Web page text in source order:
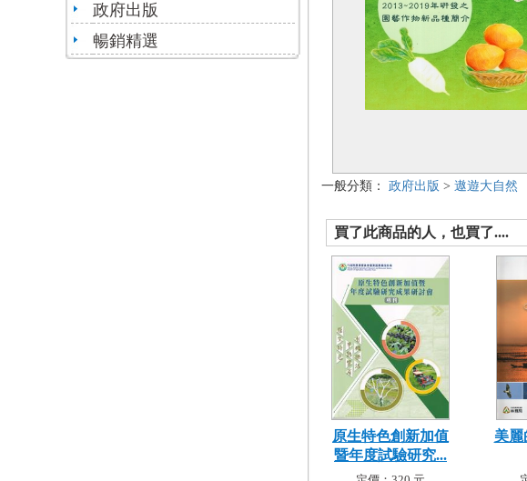
政府出版
暢銷精選
一般分類： 政府出版 > 遨遊大自然
買了此商品的人，也買了....
原生特色創新加值
暨年度試驗研究...
美麗